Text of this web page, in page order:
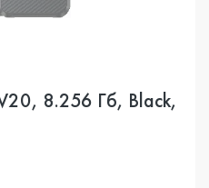
8.256 Гб, Black,